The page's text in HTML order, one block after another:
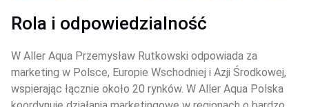
Rola i odpowiedzialność
W Aller Aqua Przemysław Rutkowski odpowiada za
marketing w Polsce, Europie Wschodniej i Azji Środkowej,
wspierając łącznie około 20 rynków. W Aller Aqua Polska